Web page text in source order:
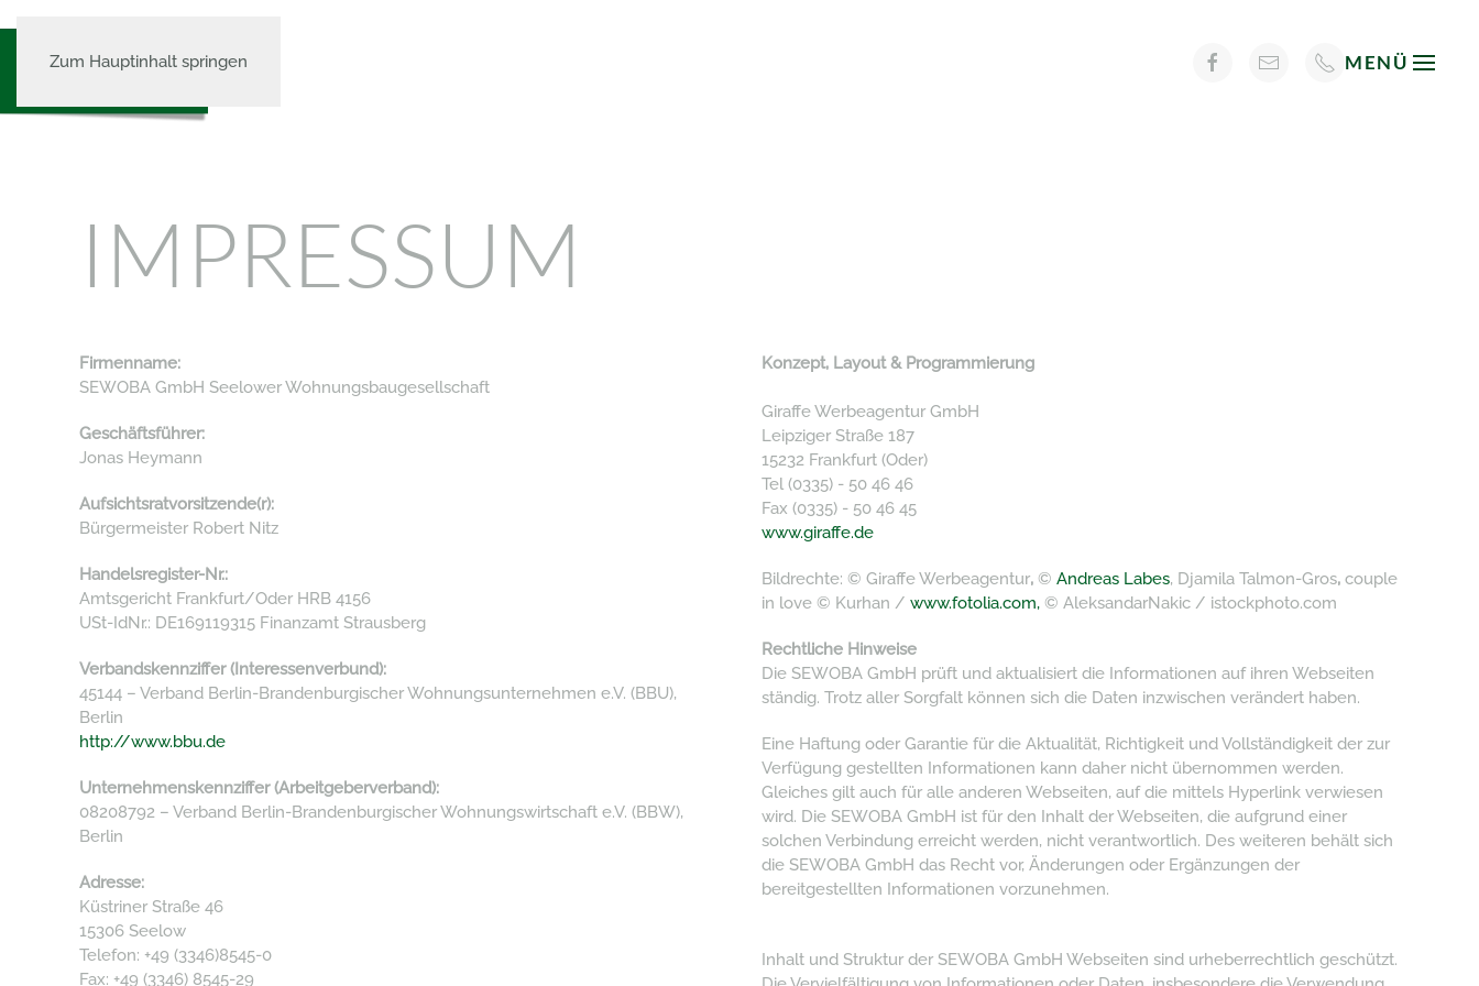
Zum Hauptinhalt springen MENÜ
IMPRESSUM
Firmenname:
SEWOBA GmbH Seelower Wohnungsbaugesellschaft
Geschäftsführer:
Jonas Heymann
Aufsichtsratvorsitzende(r):
Bürgermeister Robert Nitz
Handelsregister-Nr.:
Amtsgericht Frankfurt/Oder HRB 4156
USt-IdNr.: DE169119315 Finanzamt Strausberg
Verbandskennziffer (Interessenverbund):
45144 – Verband Berlin-Brandenburgischer Wohnungsunternehmen e.V. (BBU),
Berlin
http://www.bbu.de
Unternehmenskennziffer (Arbeitgeberverband):
08208792 – Verband Berlin-Brandenburgischer Wohnungswirtschaft e.V. (BBW),
Berlin
Adresse:
Küstriner Straße 46
15306 Seelow
Telefon: +49 (3346)8545-0
Fax: +49 (3346) 8545-29
Konzept, Layout & Programmierung
Giraffe Werbeagentur GmbH
Leipziger Straße 187
15232 Frankfurt (Oder)
Tel (0335) - 50 46 46
Fax (0335) - 50 46 45
www.giraffe.de
Bildrechte: © Giraffe Werbeagentur, © Andreas Labes, Djamila Talmon-Gros, couple
in love © Kurhan / www.fotolia.com, © AleksandarNakic / istockphoto.com
Rechtliche Hinweise
Die SEWOBA GmbH prüft und aktualisiert die Informationen auf ihren Webseiten
ständig. Trotz aller Sorgfalt können sich die Daten inzwischen verändert haben.
Eine Haftung oder Garantie für die Aktualität, Richtigkeit und Vollständigkeit der zur
Verfügung gestellten Informationen kann daher nicht übernommen werden.
Gleiches gilt auch für alle anderen Webseiten, auf die mittels Hyperlink verwiesen
wird. Die SEWOBA GmbH ist für den Inhalt der Webseiten, die aufgrund einer
solchen Verbindung erreicht werden, nicht verantwortlich. Des weiteren behält sich
die SEWOBA GmbH das Recht vor, Änderungen oder Ergänzungen der
bereitgestellten Informationen vorzunehmen.
Inhalt und Struktur der SEWOBA GmbH Webseiten sind urheberrechtlich geschützt.